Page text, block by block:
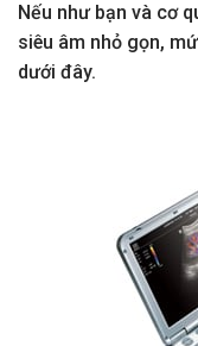
Nếu như bạn và cơ
siêu âm nhỏ gọn,
dưới đây.